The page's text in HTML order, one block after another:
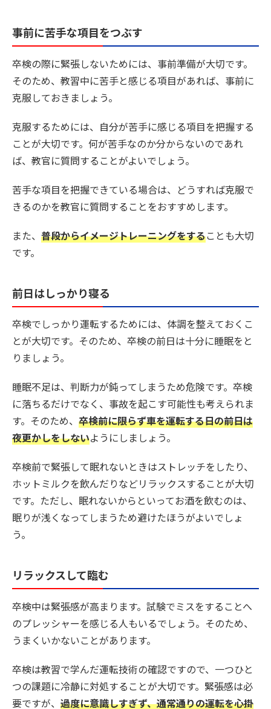
事前に苦手な項目をつぶす
卒検の際に緊張しないためには、事前準備が大切です。
そのため、教習中に苦手と感じる項目があれば、事前に
克服しておきましょう。
克服するためには、自分が苦手に感じる項目を把握する
ことが大切です。何が苦手なのか分からないのであれ
ば、教官に質問することがよいでしょう。
苦手な項目を把握できている場合は、どうすれば克服で
きるのかを教官に質問することをおすすめします。
また、 普段からイメージトレーニングをすることも大切
です。
前日はしっかり寝る
卒検でしっかり運転するためには、体調を整えておくこ
とが大切です。そのため、卒検の前日は十分に睡眠をと
りましょう。
睡眠不足は、判断力が鈍ってしまうため危険です。卒検
に落ちるだけでなく、事故を起こす可能性も考えられま
す。そのため、 卒検前に限らず車を運転する日の前日は
夜更かしをしないようにしましょう。
卒検前で緊張して眠れないときはストレッチをしたり、
ホットミルクを飲んだりなどリラックスすることが大切
です。ただし、眠れないからといってお酒を飲むのは、
眠りが浅くなってしまうため避けたほうがよいでしょ
う。
リラックスして臨む
卒検中は緊張感が高まります。試験でミスをすることへ
のプレッシャーを感じる人もいるでしょう。そのため、
うまくいかないことがあります。
卒検は教習で学んだ運転技術の確認ですので、一つひと
つの課題に冷静に対処することが大切です。緊張感は必
要ですが、 過度に意識しすぎず、通常通りの運転を心掛